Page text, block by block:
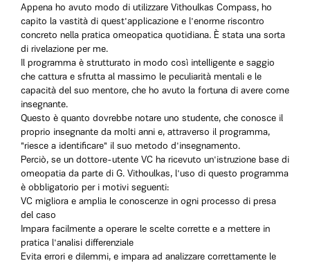
Appena ho avuto modo di utilizzare Vithoulkas Compass, ho
capito la vastità di quest'applicazione e l'enorme riscontro
concreto nella pratica omeopatica quotidiana. È stata una sorta
di rivelazione per me.
Il programma è strutturato in modo così intelligente e saggio
che cattura e sfrutta al massimo le peculiarità mentali e le
capacità del suo mentore, che ho avuto la fortuna di avere come
insegnante.
Questo è quanto dovrebbe notare uno studente, che conosce il
proprio insegnante da molti anni e, attraverso il programma,
"riesce a identificare" il suo metodo d'insegnamento.
Perciò, se un dottore-utente VC ha ricevuto un'istruzione base di
omeopatia da parte di G. Vithoulkas, l'uso di questo programma
è obbligatorio per i motivi seguenti:
VC migliora e amplia le conoscenze in ogni processo di presa
del caso
Impara facilmente a operare le scelte corrette e a mettere in
pratica l'analisi differenziale
Evita errori e dilemmi, e impara ad analizzare correttamente le